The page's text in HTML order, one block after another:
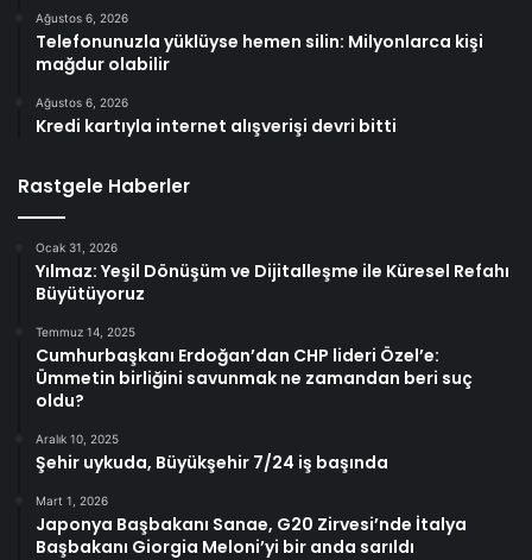
Ağustos 6, 2026
Telefonunuzla yüklüyse hemen silin: Milyonlarca kişi
mağdur olabilir
Ağustos 6, 2026
Kredi kartıyla internet alışverişi devri bitti
Rastgele Haberler
Ocak 31, 2026
Yılmaz: Yeşil Dönüşüm ve Dijitalleşme ile Küresel Refahı
Büyütüyoruz
Temmuz 14, 2025
Cumhurbaşkanı Erdoğan’dan CHP lideri Özel’e:
Ümmetin birliğini savunmak ne zamandan beri suç
oldu?
Aralık 10, 2025
Şehir uykuda, Büyükşehir 7/24 iş başında
Mart 1, 2026
Japonya Başbakanı Sanae, G20 Zirvesi’nde İtalya
Başbakanı Giorgia Meloni’yi bir anda sarıldı